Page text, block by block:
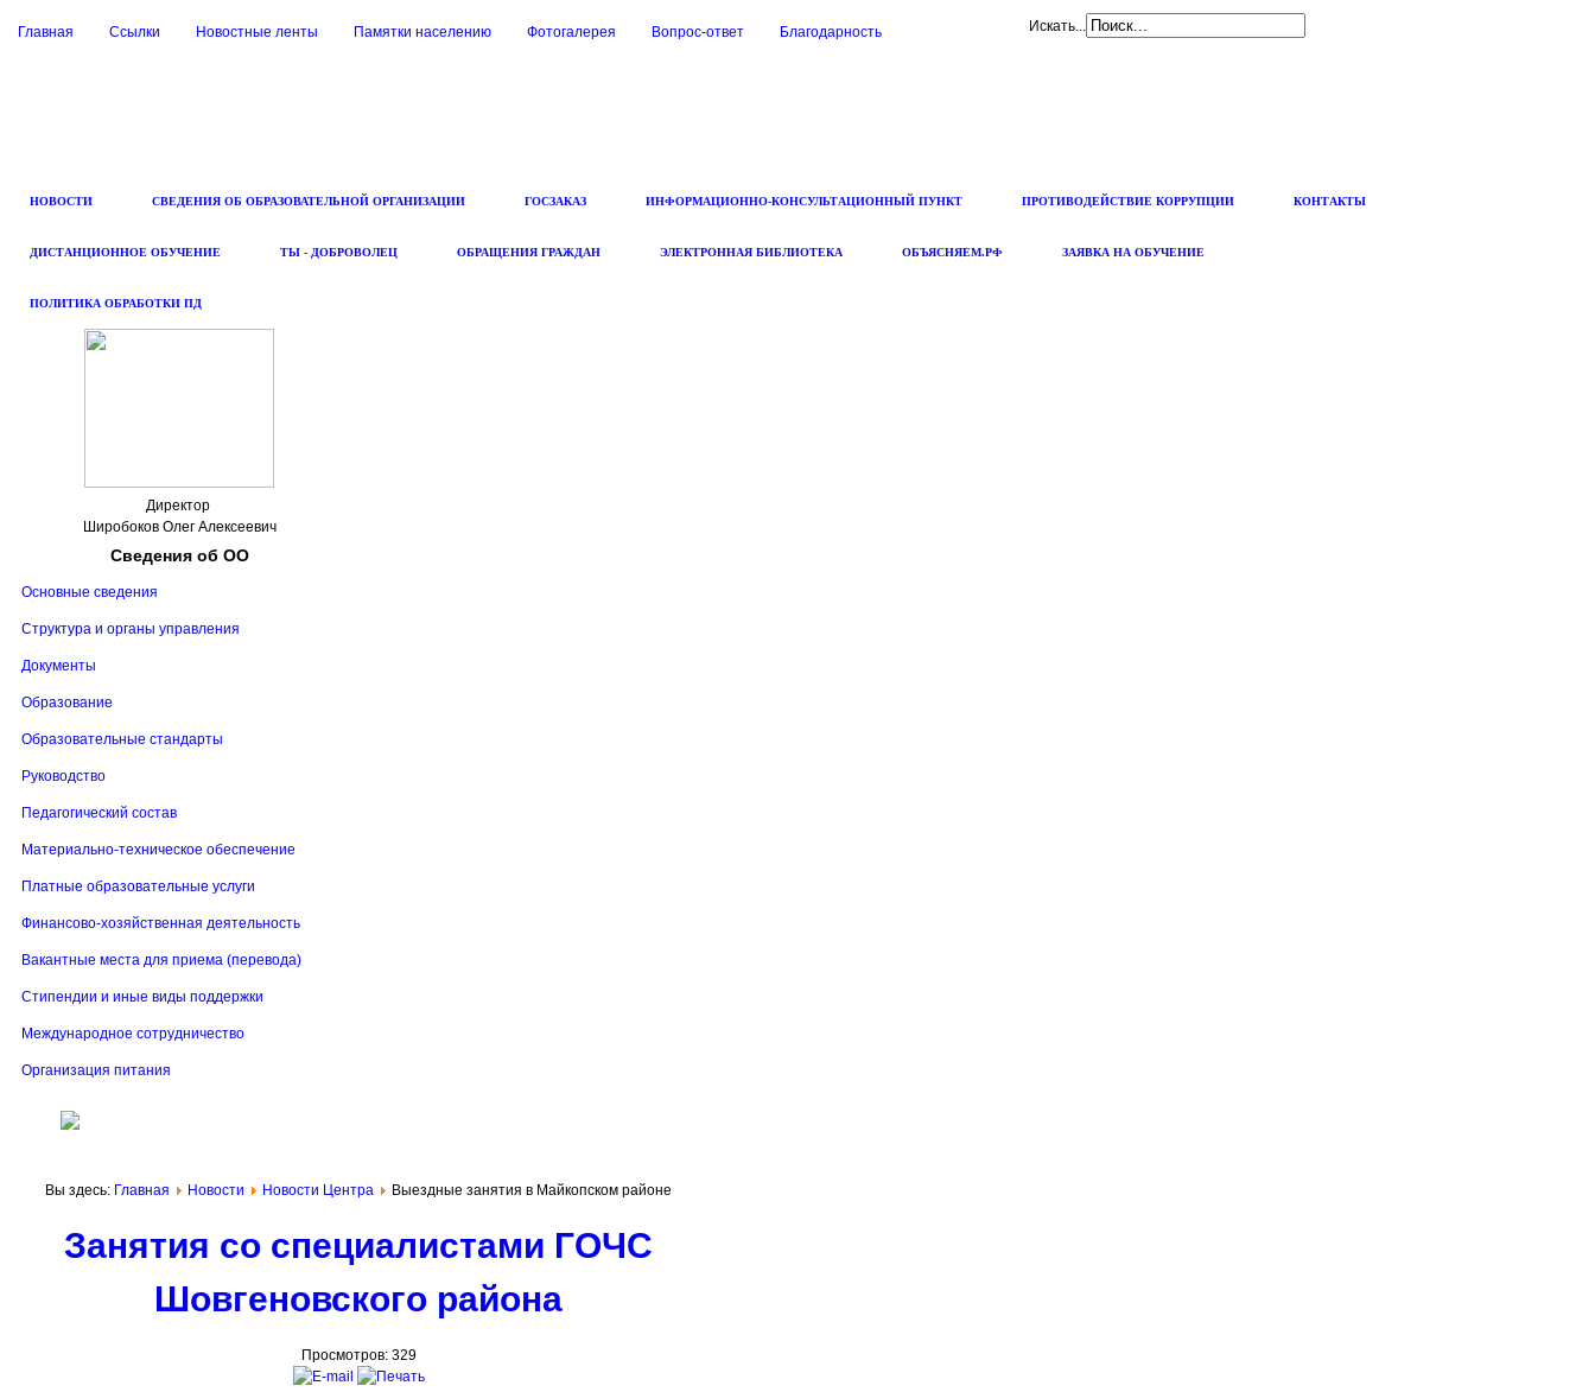
Главная Ссылки Новостные ленты Памятки населению Фотогалерея Вопрос-ответ Благодарность Искать...
НОВОСТИ СВЕДЕНИЯ ОБ ОБРАЗОВАТЕЛЬНОЙ ОРГАНИЗАЦИИ ГОСЗАКАЗ ИНФОРМАЦИОННО-КОНСУЛЬТАЦИОННЫЙ ПУНКТ ПРОТИВОДЕЙСТВИЕ КОРРУПЦИИ КОНТАКТЫ
ДИСТАНЦИОННОЕ ОБУЧЕНИЕ ТЫ - ДОБРОВОЛЕЦ ОБРАЩЕНИЯ ГРАЖДАН ЭЛЕКТРОННАЯ БИБЛИОТЕКА ОБЪЯСНЯЕМ.РФ ЗАЯВКА НА ОБУЧЕНИЕ
ПОЛИТИКА ОБРАБОТКИ ПД
Директор
Широбоков Олег Алексеевич
Сведенияоб ОО
Основные сведения
Структура и органы управления
Документы
Образование
Образовательные стандарты
Руководство
Педагогический состав
Материально-техническое обеспечение
Платные образовательные услуги
Финансово-хозяйственная деятельность
Вакантные места для приема (перевода)
Стипендии и иные виды поддержки
Международное сотрудничество
Организация питания
Вы здесь: Главная Новости Новости Центра Выездные занятия в Майкопском районе
Занятия со специалистами ГОЧС
Шовгеновского района
Просмотров: 329